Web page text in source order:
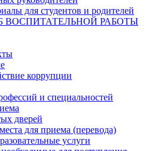
для студентов и родителей
ВОСПИТАТЕЛЬНОЙ РАБОТЫ
коррупции
и специальностей
дверей
для приема (перевода)
услуги